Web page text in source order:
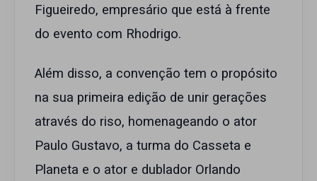
Figueiredo, empresário que está à frente
do evento com Rhodrigo.
Além disso, a convenção tem o propósito
na sua primeira edição de unir gerações
através do riso, homenageando o ator
Paulo Gustavo, a turma do Casseta e
Planeta e o ator e dublador Orlando